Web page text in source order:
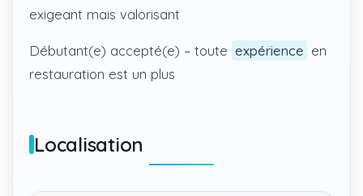
exigeant mais valorisant
Débutant(e) accepté(e) – toute expérience en
restauration est un plus
Localisation